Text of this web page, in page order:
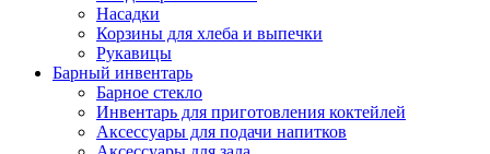
Насадки
Корзины для хлеба и выпечки
Рукавицы
Барный инвентарь
Барное стекло
Инвентарь для приготовления коктейлей
Аксессуары для подачи напитков